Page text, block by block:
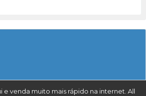
e venda muito mais rápido na internet. All